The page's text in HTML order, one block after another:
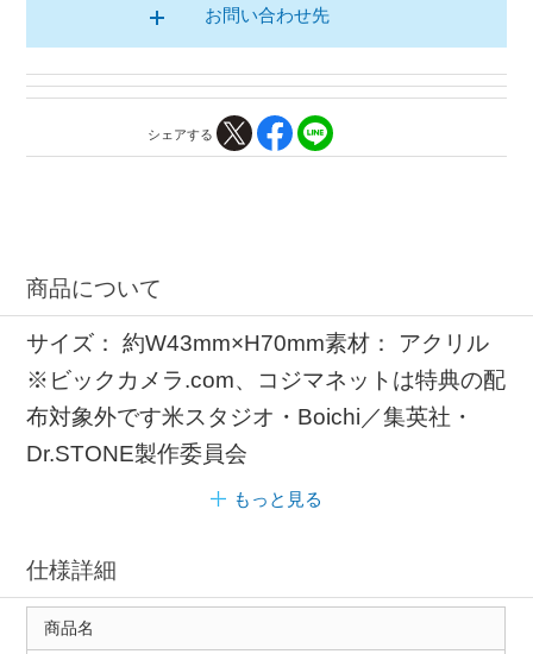
お問い合わせ先
シェアする
商品について
サイズ： 約W43mm×H70mm素材： アクリル
※ビックカメラ.com、コジマネットは特典の配
布対象外です米スタジオ・Boichi／集英社・
Dr.STONE製作委員会
もっと見る
仕様詳細
商品名